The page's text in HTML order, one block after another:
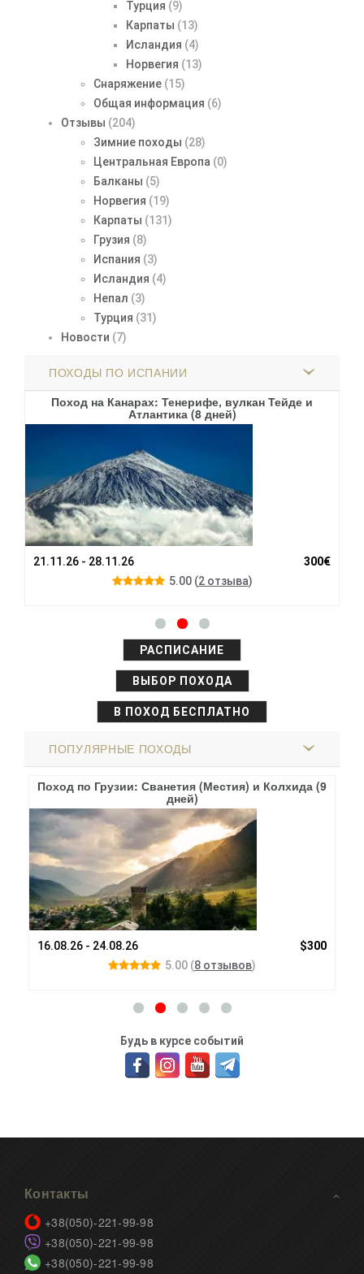
Турция (9)
Карпаты (13)
Исландия (4)
Норвегия (13)
Снаряжение (15)
Общая информация (6)
Отзывы (204)
Зимние походы (28)
Центральная Европа (0)
Балканы (5)
Норвегия (19)
Карпаты (131)
Грузия (8)
Испания (3)
Исландия (4)
Непал (3)
Турция (31)
Новости (7)
ПОХОДЫ ПО ИСПАНИИ
Поход на Канарах: Тенерифе, вулкан Тейде и
Атлантика (8 дней)
21.11.26 - 28.11.26
300€
5.00(2 отзыва)
РАСПИСАНИЕ
ВЫБОР ПОХОДА
В ПОХОД БЕСПЛАТНО
ПОПУЛЯРНЫЕ ПОХОДЫ
Поход по Грузии: Сванетия (Местия) и Колхида (9
дней)
16.08.26 - 24.08.26
$300
5.00 (8 отзывов)
Будь в курсе событий
Контакты
+38(050)-221-99-98
+38(050)-221-99-98
+38(050)-221-99-98